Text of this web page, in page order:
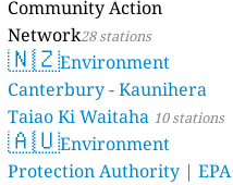
Community Action
Network28 stations
🇳🇿Environment
Canterbury - Kaunihera
Taiao Ki Waitaha 10 stations
🇦🇺Environment
Protection Authority | EPA